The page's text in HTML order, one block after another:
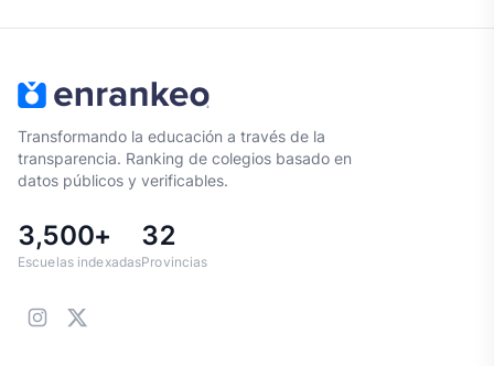
Transformando la educación a través de la
transparencia. Ranking de colegios basado en
datos públicos y verificables.
3,500+
Escuelas indexadas
32
Provincias